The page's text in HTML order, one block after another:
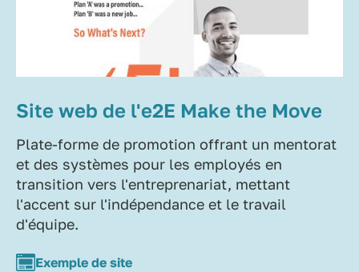
Site web de l'e2E Make the Move
Plate-forme de promotion offrant un mentorat
et des systèmes pour les employés en
transition vers l'entreprenariat, mettant
l'accent sur l'indépendance et le travail
d'équipe.
Exemple de site